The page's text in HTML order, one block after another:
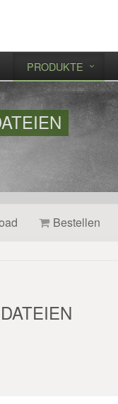
PRODUKTE
Bestellen